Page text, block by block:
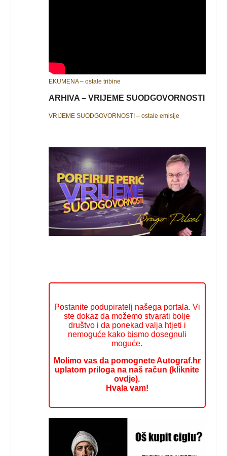
EKUMENA – ostale tribine
ARHIVA – VRIJEME SUODGOVORNOSTI
VRIJEME SUODGOVORNOSTI – ostale emisije
Postanite podupiratelj našega portala. Vi
ste dokaz da možemo stvarati bolje
društvo i da ponekad valja htjeti i
nemoguće kako bismo dosegnuli
moguće.
Molimo vas da pomognete Autograf.hr
uplatom priloga na naš račun (kliknite
ovdje).
Hvala vam!